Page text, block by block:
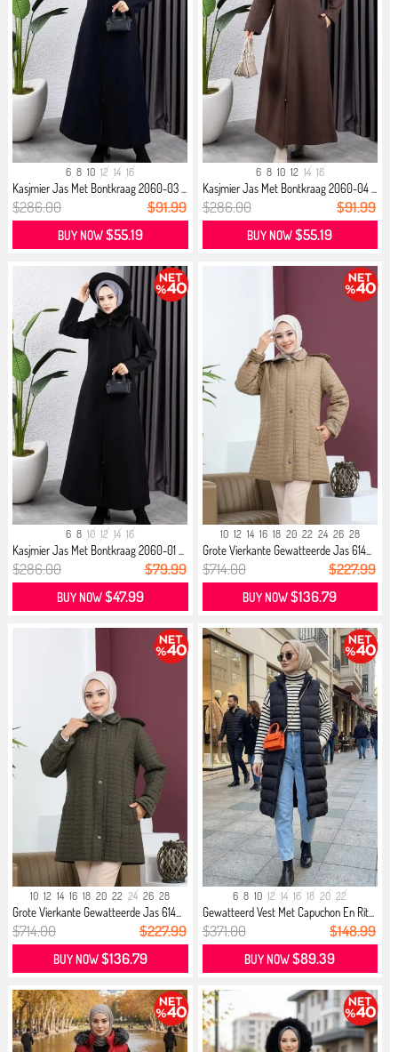
6 8 10 12 14 16
Kasjmier Jas Met Bontkraag 2060-03 ...
$286.00 $91.99
BUY NOW$55.19
6 8 10 12 14 16
Kasjmier Jas Met Bontkraag 2060-04 ...
$286.00 $91.99
BUY NOW$55.19
6 8 10 12 14 16
Kasjmier Jas Met Bontkraag 2060-01 ...
$286.00 $79.99
BUY NOW$47.99
10 12 14 16 18 20 22 24 26 28
Grote Vierkante Gewatteerde Jas 614...
$714.00 $227.99
BUY NOW$136.79
10 12 14 16 18 20 22 24 26 28
Grote Vierkante Gewatteerde Jas 614...
$714.00 $227.99
BUY NOW$136.79
6 8 10 12 14 16 18 20 22
Gewatteerd Vest Met Capuchon En Rit...
$371.00 $148.99
BUY NOW$89.39